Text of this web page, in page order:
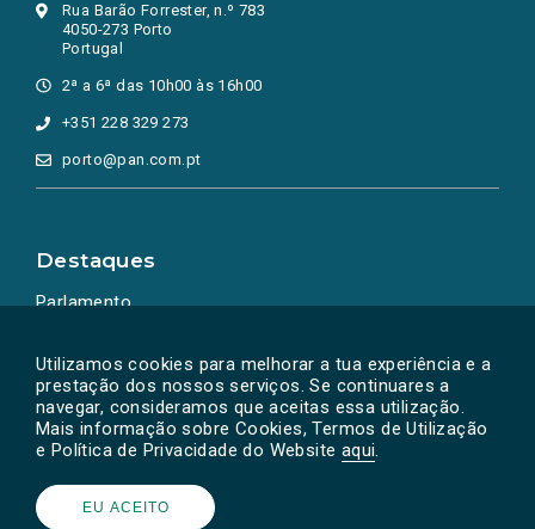
Utilizamos cookies para melhorar a tua experiência e a
prestação dos nossos serviços. Se continuares a
navegar, consideramos que aceitas essa utilização.
Mais informação sobre Cookies, Termos de Utilização
e Política de Privacidade do Website aqui.
EU ACEITO
Rua Barão Forrester, n.º 783
4050-273 Porto
Portugal
2ª a 6ª das 10h00 às 16h00
+351 228 329 273
porto@pan.com.pt
Destaques
Parlamento
Powered by © PAN 2026